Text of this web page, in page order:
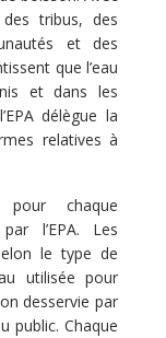
tribus, des
et des
que l’eau
et dans les
délègue la
relatives à
pour chaque
l’EPA. Les
le type de
utilisée pour
desservie par
public. Chaque